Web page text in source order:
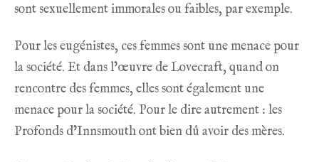
sont sexuellement immorales ou faibles, par exemple.
Pour les eugénistes, ces femmes sont une menace pour
la société. Et dans l’œuvre de Lovecraft, quand on
rencontre des femmes, elles sont également une
menace pour la société. Pour le dire autrement : les
Profonds d’Innsmouth ont bien dû avoir des mères.